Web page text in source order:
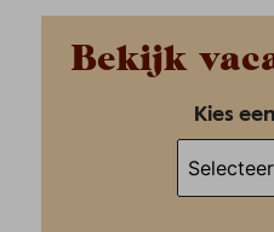
Bekijk
Kies